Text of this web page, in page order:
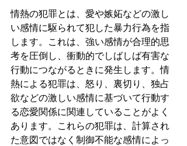
情熱の犯罪とは、愛や嫉妬などの激し
い感情に駆られて犯した暴力行為を指
します。これは、強い感情が合理的思
考を圧倒し、衝動的でしばしば有害な
行動につながるときに発生します。情
熱による犯罪は、怒り、裏切り、独占
欲などの激しい感情に基づいて行動す
る恋愛関係に関連していることがよく
あります。これらの犯罪は、計算され
た意図ではなく制御不能な感情によっ